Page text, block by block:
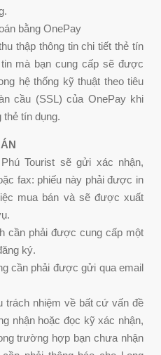
bằng OnePay
thập thông tin chi tiết thẻ tín
mà bạn cung cấp sẽ được
hệ thống kỹ thuật theo tiêu
cầu (SSL) của OnePay khi
thẻ tín dụng.
Tourist sẽ gửi xác nhận,
fax: phiếu này phải được in
mua bán và sẽ được xuất
cần phải được cung cấp một
ký.
cần phải được gửi qua email
trách nhiệm về bất cứ vấn đề
nhận hoặc đọc kỹ xác nhận,
trường hợp bạn chưa nhận